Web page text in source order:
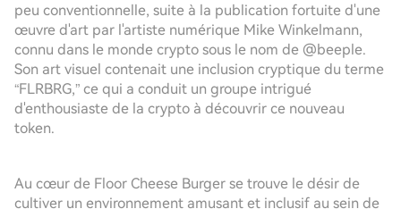
peu conventionnelle, suite à la publication fortuite d'une
œuvre d'art par l'artiste numérique Mike Winkelmann,
connu dans le monde crypto sous le nom de @beeple.
Son art visuel contenait une inclusion cryptique du terme
“FLRBRG,” ce qui a conduit un groupe intrigué
d'enthousiaste de la crypto à découvrir ce nouveau
token.
Au cœur de Floor Cheese Burger se trouve le désir de
cultiver un environnement amusant et inclusif au sein de